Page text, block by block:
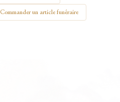
Commander un article funéraire